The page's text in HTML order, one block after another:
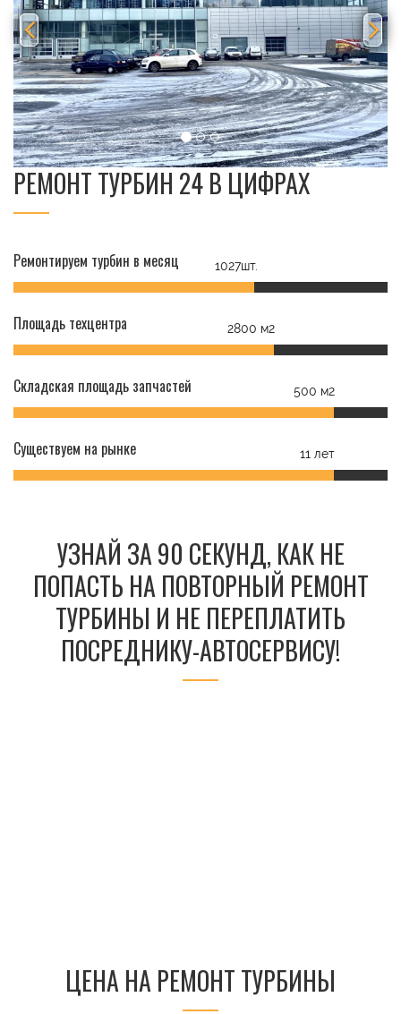
РЕМОНТ ТУРБИН 24 В ЦИФРАХ
Ремонтируем турбин в месяц 1027шт.
Площадь техцентра 2800 м2
Складская площадь запчастей 500 м2
Существуем на рынке 11 лет
УЗНАЙ ЗА 90 СЕКУНД, КАК НЕ
ПОПАСТЬ НА ПОВТОРНЫЙ РЕМОНТ
ТУРБИНЫ И НЕ ПЕРЕПЛАТИТЬ
ПОСРЕДНИКУ-АВТОСЕРВИСУ!
ЦЕНА НА РЕМОНТ ТУРБИНЫ